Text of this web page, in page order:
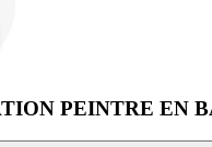
PEINTRE EN